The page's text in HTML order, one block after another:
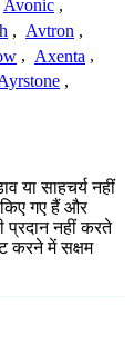
Avonic ,
, Avtron ,
, Axenta ,
,
या साहचर्य नहीं
किए गए हैं और
प्रदान नहीं करते
करने में सक्षम